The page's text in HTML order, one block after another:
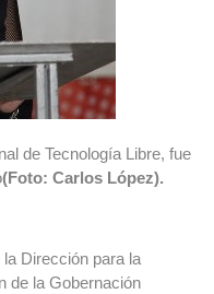
de Tecnología Libre, fue
(Foto: Carlos López).
Dirección para la
de la Gobernación